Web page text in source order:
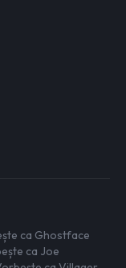
ca Ghostface
ca Joe